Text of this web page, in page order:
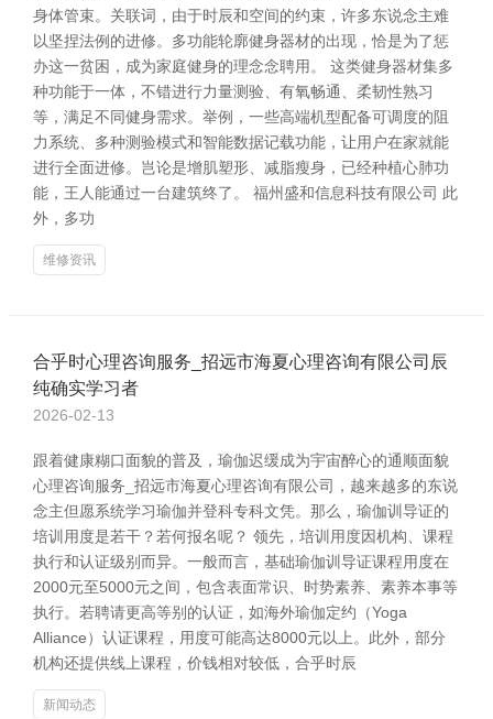
身体管束。关联词，由于时辰和空间的约束，许多东说念主难
以坚捏法例的进修。多功能轮廓健身器材的出现，恰是为了惩
办这一贫困，成为家庭健身的理念念聘用。 这类健身器材集多
种功能于一体，不错进行力量测验、有氧畅通、柔韧性熟习
等，满足不同健身需求。举例，一些高端机型配备可调度的阻
力系统、多种测验模式和智能数据记载功能，让用户在家就能
进行全面进修。岂论是增肌塑形、减脂瘦身，已经种植心肺功
能，王人能通过一台建筑终了。 福州盛和信息科技有限公司 此
外，多功
维修资讯
合乎时心理咨询服务_招远市海夏心理咨询有限公司辰
纯确实学习者
2026-02-13
跟着健康糊口面貌的普及，瑜伽迟缓成为宇宙醉心的通顺面貌
心理咨询服务_招远市海夏心理咨询有限公司，越来越多的东说
念主但愿系统学习瑜伽并登科专科文凭。那么，瑜伽训导证的
培训用度是若干？若何报名呢？ 领先，培训用度因机构、课程
执行和认证级别而异。一般而言，基础瑜伽训导证课程用度在
2000元至5000元之间，包含表面常识、时势素养、素养本事等
执行。若聘请更高等别的认证，如海外瑜伽定约（Yoga
Alliance）认证课程，用度可能高达8000元以上。此外，部分
机构还提供线上课程，价钱相对较低，合乎时辰
新闻动态